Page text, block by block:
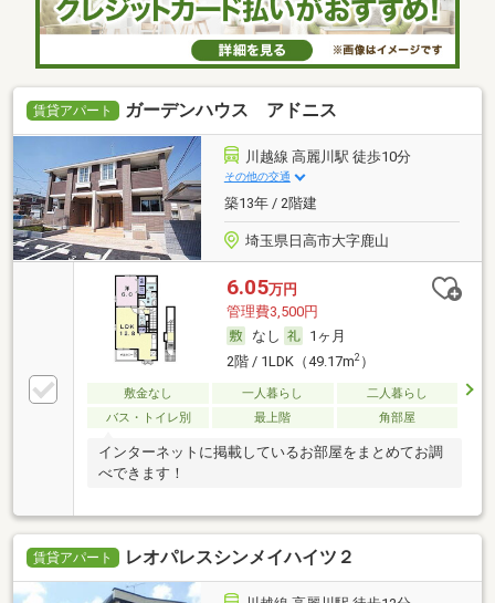
賃貸アパート ガーデンハウス アドニス
川越線 高麗川駅 徒歩10分
その他の交通
築13年 / 2階建
埼玉県日高市大字鹿山
6.05万円
管理費3,500円
なし
1ヶ月
2階 / 1LDK（49.17m2）
敷金なし 一人暮らし
二人暮らし
バス・トイレ別
最上階 角部屋
インターネットに掲載しているお部屋をまとめてお調
べできます！
賃貸アパート レオパレスシンメイハイツ２